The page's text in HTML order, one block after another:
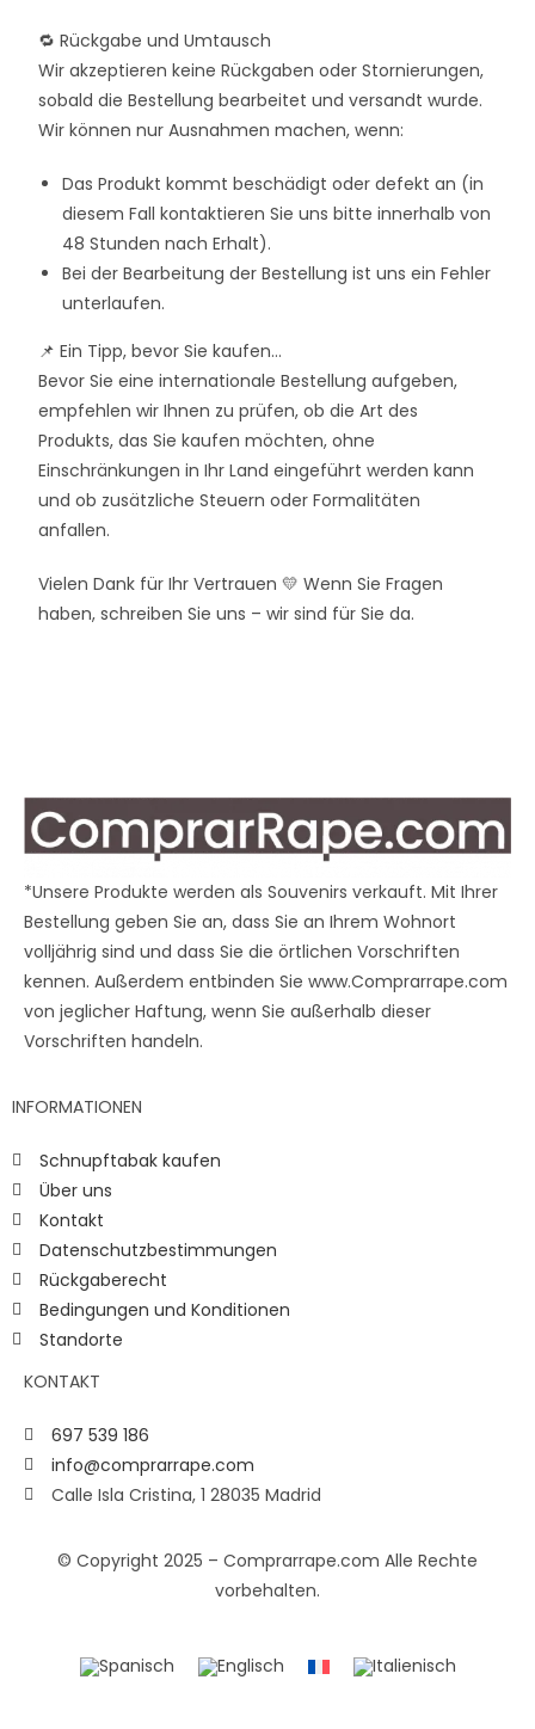
🔁 Rückgabe und Umtausch
Wir akzeptieren keine Rückgaben oder Stornierungen,
sobald die Bestellung bearbeitet und versandt wurde.
Wir können nur Ausnahmen machen, wenn:
Das Produkt kommt beschädigt oder defekt an (in
diesem Fall kontaktieren Sie uns bitte innerhalb von
48 Stunden nach Erhalt).
Bei der Bearbeitung der Bestellung ist uns ein Fehler
unterlaufen.
📌 Ein Tipp, bevor Sie kaufen…
Bevor Sie eine internationale Bestellung aufgeben,
empfehlen wir Ihnen zu prüfen, ob die Art des
Produkts, das Sie kaufen möchten, ohne
Einschränkungen in Ihr Land eingeführt werden kann
und ob zusätzliche Steuern oder Formalitäten
anfallen.
Vielen Dank für Ihr Vertrauen 💛 Wenn Sie Fragen
haben, schreiben Sie uns – wir sind für Sie da.
*Unsere Produkte werden als Souvenirs verkauft. Mit Ihrer
Bestellung geben Sie an, dass Sie an Ihrem Wohnort
volljährig sind und dass Sie die örtlichen Vorschriften
kennen. Außerdem entbinden Sie www.Comprarrape.com
von jeglicher Haftung, wenn Sie außerhalb dieser
Vorschriften handeln.
INFORMATIONEN
Schnupftabak kaufen
Über uns
Kontakt
Datenschutzbestimmungen
Rückgaberecht
Bedingungen und Konditionen
Standorte
KONTAKT
697 539 186
info@comprarrape.com
Calle Isla Cristina, 1 28035 Madrid
© Copyright 2025 – Comprarrape.com Alle Rechte
vorbehalten.